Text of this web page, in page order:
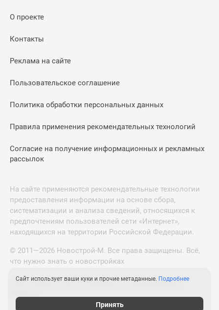
О проекте
Контакты
Реклама на сайте
Пользовательское соглашение
Политика обработки персональных данных
Правила применения рекомендательных технологий
Согласие на получение информационных и рекламных
рассылок
На сайте применяются рекомендательные технологии
предоставления информации на основе сбора,
систематизации и анализа сведений, относящихся к
предпочтениям пользователей сети «Интернет»,
находящихся на территории Российской Федерации.
© 2011—2026 Новострой-М. Все права защищены. Всё,
что нужно знать о новостройках
Новостройки Санкт-Петербурга и Ленинградской
Сайт использует ваши куки и прочие метаданные. Подробнее
Принять